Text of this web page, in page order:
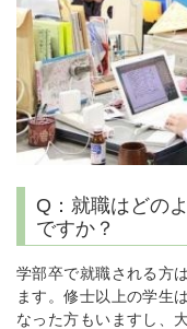
Q：就職はどの
ですか？
学部卒で就職される方
ます。修士以上の学生
なった方もいますし、